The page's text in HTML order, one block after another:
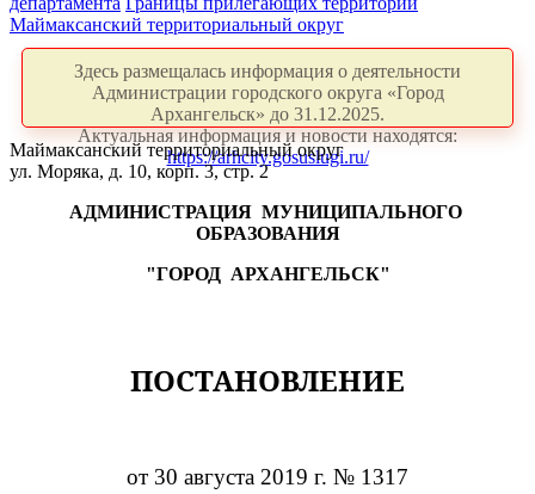
Маймаксанский территориальный округ
Здесь размещалась информация о деятельности
Администрации городского округа «Город
Архангельск» до 31.12.2025.
Актуальная информация и новости находятся:
https://arhcity.gosuslugi.ru/
Маймаксанский территориальный округ
ул. Моряка, д. 10, корп. 3, стр. 2
АДМИНИСТРАЦИЯ МУНИЦИПАЛЬНОГО
ОБРАЗОВАНИЯ
"ГОРОД АРХАНГЕЛЬСК"
ПОСТАНОВЛЕНИЕ
от 30 августа 2019 г. № 1317